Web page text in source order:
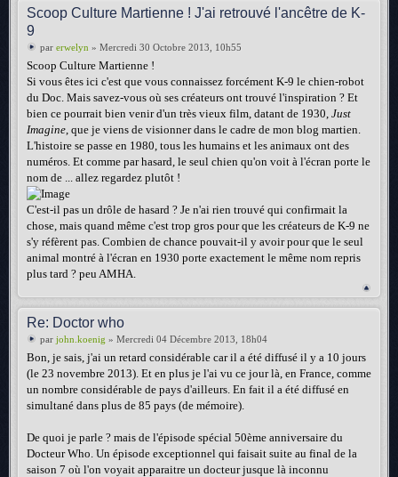
Scoop Culture Martienne ! J'ai retrouvé l'ancêtre de K-
9
par erwelyn » Mercredi 30 Octobre 2013, 10h55
Scoop Culture Martienne !
Si vous êtes ici c'est que vous connaissez forcément K-9 le chien-robot
du Doc. Mais savez-vous où ses créateurs ont trouvé l'inspiration ? Et
bien ce pourrait bien venir d'un très vieux film, datant de 1930, Just
Imagine , que je viens de visionner dans le cadre de mon blog martien.
L'histoire se passe en 1980, tous les humains et les animaux ont des
numéros. Et comme par hasard, le seul chien qu'on voit à l'écran porte le
nom de ... allez regardez plutôt !
C'est-il pas un drôle de hasard ? Je n'ai rien trouvé qui confirmait la
chose, mais quand même c'est trop gros pour que les créateurs de K-9 ne
s'y réfèrent pas. Combien de chance pouvait-il y avoir pour que le seul
animal montré à l'écran en 1930 porte exactement le même nom repris
plus tard ? peu AMHA.
Re: Doctor who
par john.koenig » Mercredi 04 Décembre 2013, 18h04
Bon, je sais, j'ai un retard considérable car il a été diffusé il y a 10 jours
(le 23 novembre 2013). Et en plus je l'ai vu ce jour là, en France, comme
un nombre considérable de pays d'ailleurs. En fait il a été diffusé en
simultané dans plus de 85 pays (de mémoire).
De quoi je parle ? mais de l'épisode spécial 50ème anniversaire du
Docteur Who. Un épisode exceptionnel qui faisait suite au final de la
saison 7 où l'on voyait apparaitre un docteur jusque là inconnu